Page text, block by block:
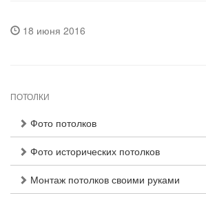
18 июня 2016
ПОТОЛКИ
Фото потолков
Фото исторических потолков
Монтаж потолков своими руками